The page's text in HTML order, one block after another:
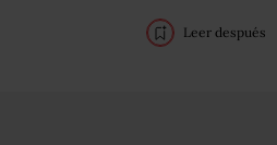
Leer después